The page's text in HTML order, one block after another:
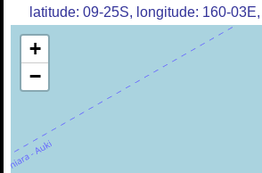
latitude: 09-25S, longitude: 160-
+
−